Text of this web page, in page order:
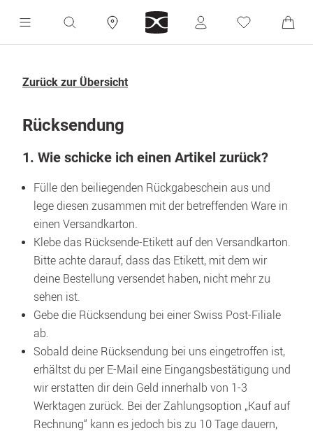
Zurück zur Übersicht
Rücksendung
1. Wie schicke ich einen Artikel zurück?
Fülle den beiliegenden Rückgabeschein aus und
lege diesen zusammen mit der betreffenden Ware in
einen Versandkarton.
Klebe das Rücksende-Etikett auf den Versandkarton.
Bitte achte darauf, dass das Etikett, mit dem wir
deine Bestellung versendet haben, nicht mehr zu
sehen ist.
Gebe die Rücksendung bei einer Swiss Post-Filiale
ab.
Sobald deine Rücksendung bei uns eingetroffen ist,
erhältst du per E-Mail eine Eingangsbestätigung und
wir erstatten dir dein Geld innerhalb von 1-3
Werktagen zurück. Bei der Zahlungsoption „Kauf auf
Rechnung“ kann es jedoch bis zu 10 Tage dauern,